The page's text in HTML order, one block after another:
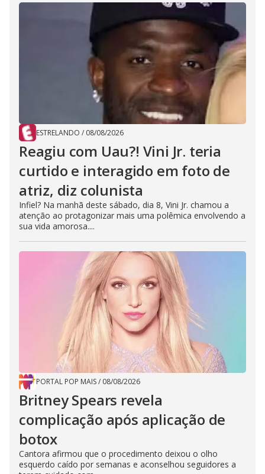
ESTRELANDO / 08/08/2026
Reagiu com Uau?! Vini Jr. teria
curtido e interagido em foto de
atriz, diz colunista
Infiel? Na manhã deste sábado, dia 8, Vini Jr. chamou a
atenção ao protagonizar mais uma polêmica envolvendo a
sua vida amorosa....
PORTAL POP MAIS/ 08/08/2026
Britney Spears revela
complicação após aplicação de
botox
Cantora afirmou que o procedimento deixou o olho
esquerdo caído por semanas e aconselhou seguidores a